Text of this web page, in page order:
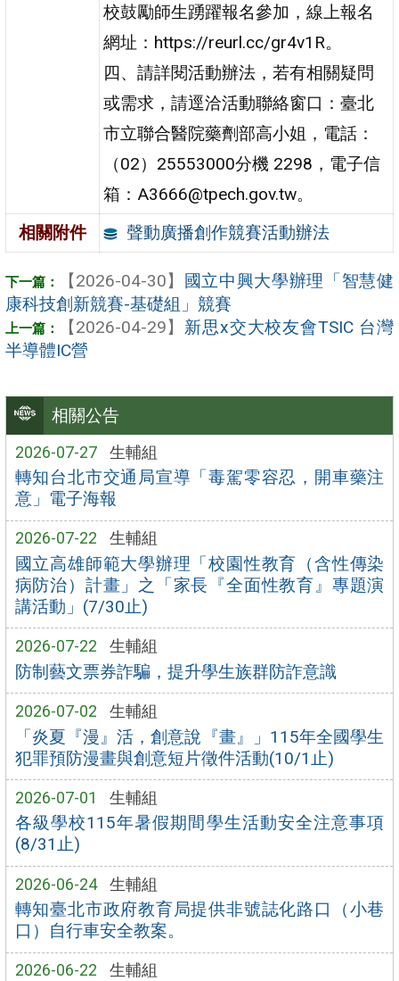
相關公告
2026-07-27 生輔組
轉知台北市交通局宣導「毒駕零容忍，開車藥注
意」電子海報
2026-07-22 生輔組
國立高雄師範大學辦理「校園性教育（含性傳染
病防治）計畫」之「家長『全面性教育』專題演
講活動」(7/30止)
2026-07-22 生輔組
防制藝文票券詐騙，提升學生族群防詐意識
2026-07-02 生輔組
「炎夏『漫』活，創意說『畫』」115年全國學生
犯罪預防漫畫與創意短片徵件活動(10/1止)
2026-07-01 生輔組
各級學校115年暑假期間學生活動安全注意事項
(8/31止)
2026-06-24 生輔組
轉知臺北市政府教育局提供非號誌化路口（小巷
口）自行車安全教案。
2026-06-22 生輔組
校鼓勵師生踴躍報名參加，線上報名
網址：https://reurl.cc/gr4v1R。
四、請詳閱活動辦法，若有相關疑問
或需求，請逕洽活動聯絡窗口：臺北
市立聯合醫院藥劑部高小姐，電話：
（02）25553000分機 2298，電子信
箱：A3666@tpech.gov.tw。
相關附件
聲動廣播創作競賽活動辦法
【2026-04-30】 國立中興大學辦理「智慧健
康科技創新競賽-基礎組」競賽
【2026-04-29】 新思x交大校友會TSIC 台灣
半導體IC營